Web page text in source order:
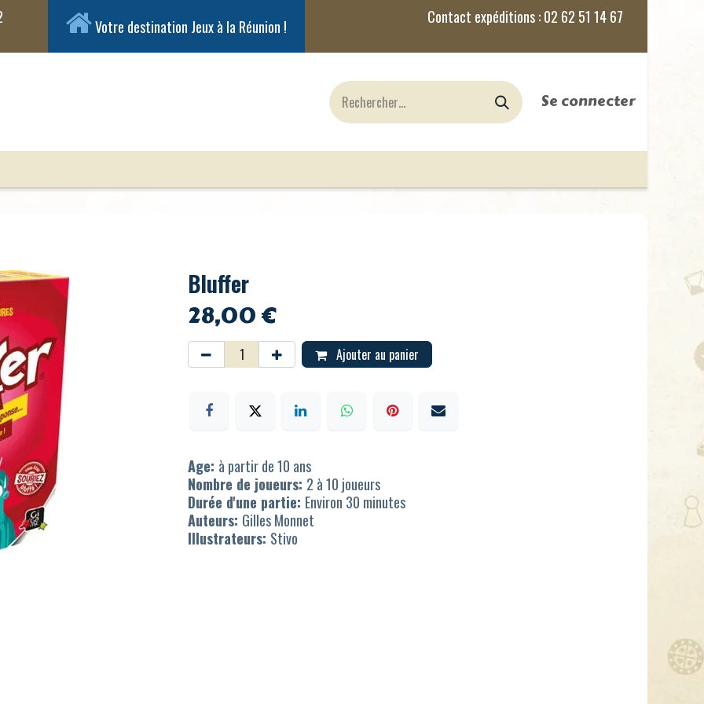
Votre destination Jeux à la Réunion !
Se connecter
Bluffer
28,00€
Ajouter au panier
Age: à partir de 10 ans
Nombre de joueurs: 2 à 10 joueurs
Durée d'une partie: Environ 30 minutes
Auteurs: Gilles Monnet
Illustrateurs: Stivo